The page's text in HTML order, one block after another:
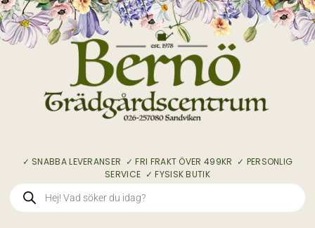
✓ SNABBA LEVERANSER ✓ FRI FRAKT ÖVER 499KR ✓ PERSONLIG
SERVICE ✓ FYSISK BUTIK